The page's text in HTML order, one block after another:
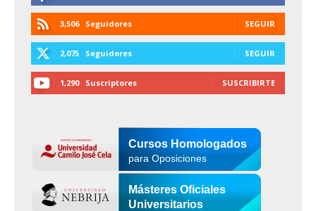
3,506 Seguidores SEGUIR
2,075 Seguidores SEGUIR
1,290 Suscriptores SUSCRIBIRTE
Cursos Homologados
para Oposiciones
Másteres Oficiales
Universitarios